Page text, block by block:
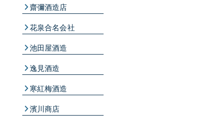
齋彌酒造店
花泉合名会社
池田屋酒造
逸見酒造
寒紅梅酒造
濱川商店